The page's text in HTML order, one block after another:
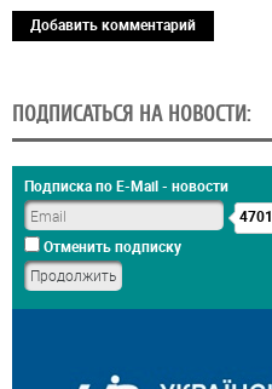
Добавить комментарий
ПОДПИСАТЬСЯ НА НОВОСТИ:
Подписка по E-Mail - новости
4701
Отменить подписку